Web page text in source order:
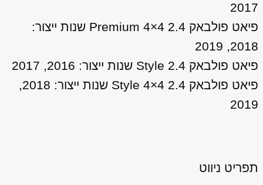
2017
פיאט פולבאק 2.4 Premium 4×4 שנות ייצור:
2018, 2019
פיאט פולבאק 2.4 Style שנות ייצור: 2016, 2017
פיאט פולבאק 2.4 Style 4×4 שנות ייצור: 2018,
2019
תפריט ניווט